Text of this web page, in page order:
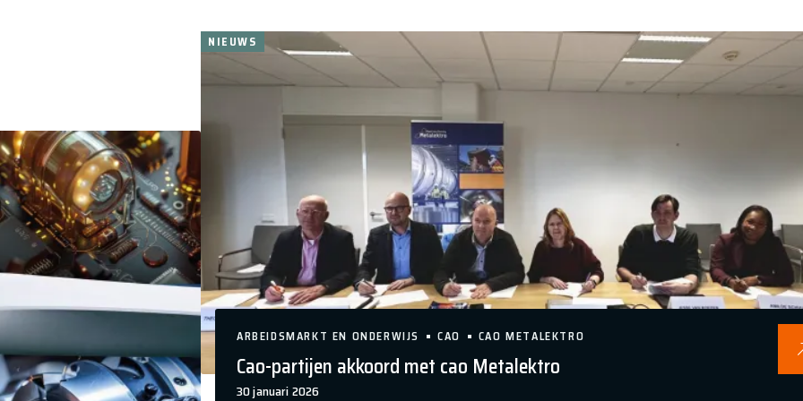
en wil je op hoogte blijven van de onderhandelingen
Updates.
Cao-partijen akkoord met cao Metalektro
30 januari 2026
ARBEIDSMARKT EN ONDERWIJS CAO CAO METALEKTRO
NIEUWS